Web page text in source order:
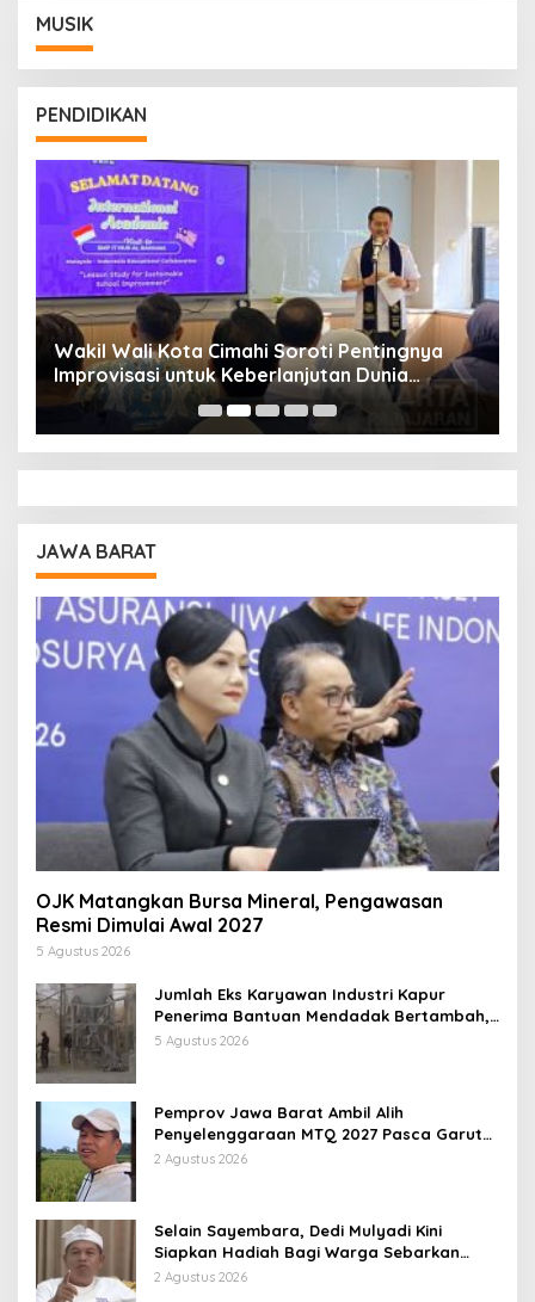
MUSIK
PENDIDIKAN
Wakil Wali Kota Cimahi Soroti Pentingnya
Improvisasi untuk Keberlanjutan Dunia
Pendidikan
JAWA BARAT
OJK Matangkan Bursa Mineral, Pengawasan
Resmi Dimulai Awal 2027
5 Agustus 2026
Jumlah Eks Karyawan Industri Kapur
Penerima Bantuan Mendadak Bertambah,
KDM: Kita Identifikasi
5 Agustus 2026
Pemprov Jawa Barat Ambil Alih
Penyelenggaraan MTQ 2027 Pasca Garut
Mundur Jadi Tuan Rumah
2 Agustus 2026
Selain Sayembara, Dedi Mulyadi Kini
Siapkan Hadiah Bagi Warga Sebarkan
Lokasi Penjualan Narkotika
2 Agustus 2026